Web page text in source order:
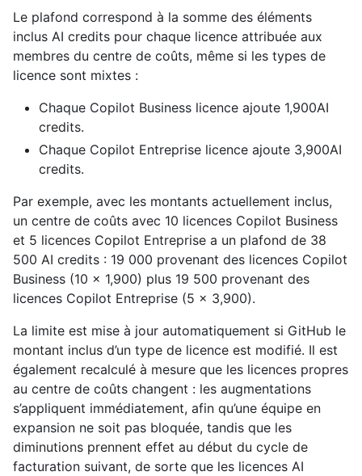
Le plafond correspond à la somme des éléments
inclus AI credits pour chaque licence attribuée aux
membres du centre de coûts, même si les types de
licence sont mixtes :
Chaque Copilot Business licence ajoute 1,900AI
credits.
Chaque Copilot Entreprise licence ajoute 3,900AI
credits.
Par exemple, avec les montants actuellement inclus,
un centre de coûts avec 10 licences Copilot Business
et 5 licences Copilot Entreprise a un plafond de 38
500 AI credits : 19 000 provenant des licences Copilot
Business (10 × 1,900) plus 19 500 provenant des
licences Copilot Entreprise (5 × 3,900).
La limite est mise à jour automatiquement si GitHub le
montant inclus d’un type de licence est modifié. Il est
également recalculé à mesure que les licences propres
au centre de coûts changent : les augmentations
s’appliquent immédiatement, afin qu’une équipe en
expansion ne soit pas bloquée, tandis que les
diminutions prennent effet au début du cycle de
facturation suivant, de sorte que les licences AI